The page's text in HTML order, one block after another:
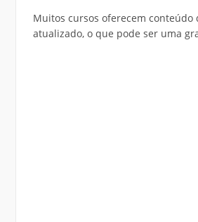
Muitos cursos oferecem conteúdo
atualizado, o que pode ser uma